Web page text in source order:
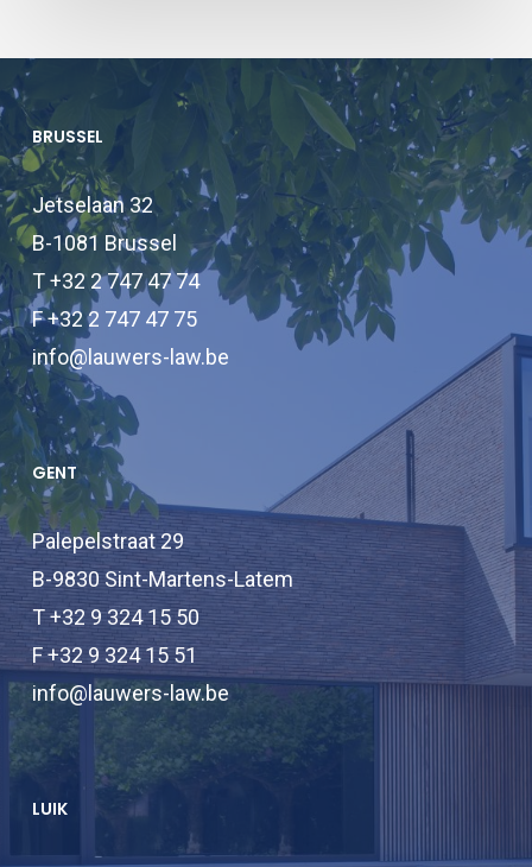
BRUSSEL
Jetselaan 32
B-1081 Brussel
T +32 2 747 47 74
F +32 2 747 47 75
info@lauwers-law.be
GENT
Palepelstraat 29
B-9830 Sint-Martens-Latem
T +32 9 324 15 50
F +32 9 324 15 51
info@lauwers-law.be
LUIK